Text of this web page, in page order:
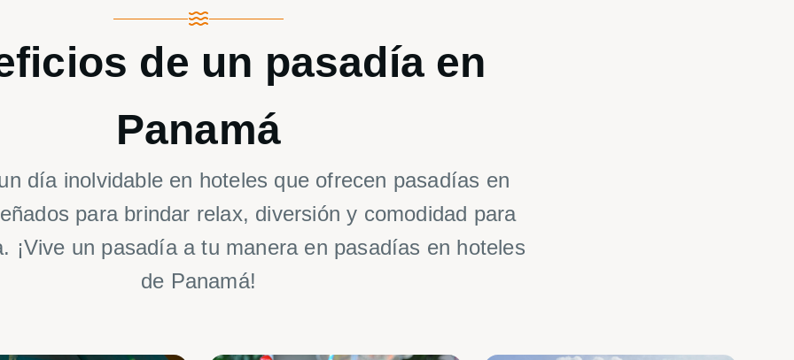
de un pasadía en
Panamá
día inolvidable en hoteles que ofrecen pasadías en
para brindar relax, diversión y comodidad para
¡Vive un pasadía a tu manera en pasadías en hoteles
de Panamá!